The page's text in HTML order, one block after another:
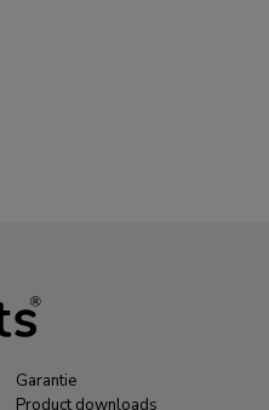
Garantie
Product downloads